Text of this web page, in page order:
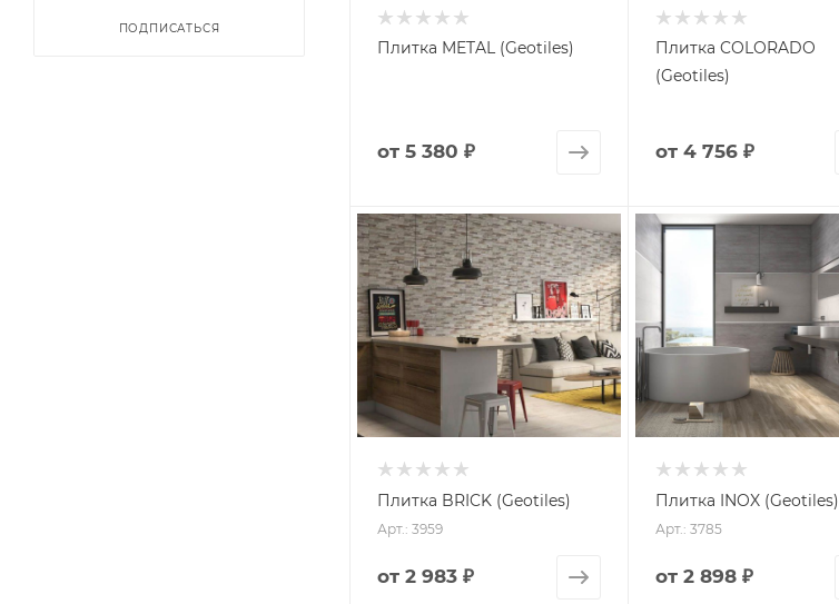
Плитка METAL (Geotiles)
от 5 380 ₽
Плитка COLORADO
(Geotiles)
от 4 756 ₽
Плитка BRICK (Geotiles)
Арт.: 3959
от 2 983 ₽
Плитка INOX (Geotiles)
Арт.: 3785
от 2 898 ₽
ПОДПИСАТЬСЯ